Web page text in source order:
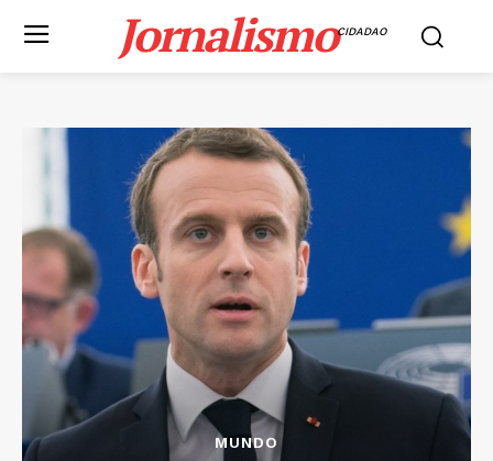
JornalismoCIDADAO
MUNDO